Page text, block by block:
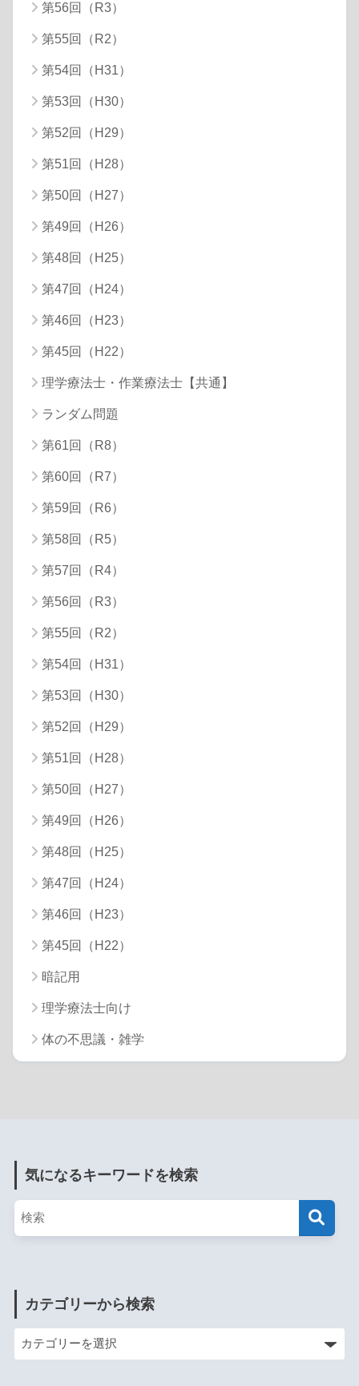
第56回（R3）
第55回（R2）
第54回（H31）
第53回（H30）
第52回（H29）
第51回（H28）
第50回（H27）
第49回（H26）
第48回（H25）
第47回（H24）
第46回（H23）
第45回（H22）
理学療法士・作業療法士【共通】
ランダム問題
第61回（R8）
第60回（R7）
第59回（R6）
第58回（R5）
第57回（R4）
第56回（R3）
第55回（R2）
第54回（H31）
第53回（H30）
第52回（H29）
第51回（H28）
第50回（H27）
第49回（H26）
第48回（H25）
第47回（H24）
第46回（H23）
第45回（H22）
暗記用
理学療法士向け
体の不思議・雑学
気になるキーワードを検索
カテゴリーから検索